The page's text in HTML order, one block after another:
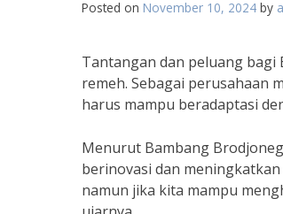
Posted on November 10, 2024 by
Tantangan dan peluang bagi
remeh. Sebagai perusahaan
harus mampu beradaptasi
Menurut Bambang
berinovasi dan
namun jika kita mampu